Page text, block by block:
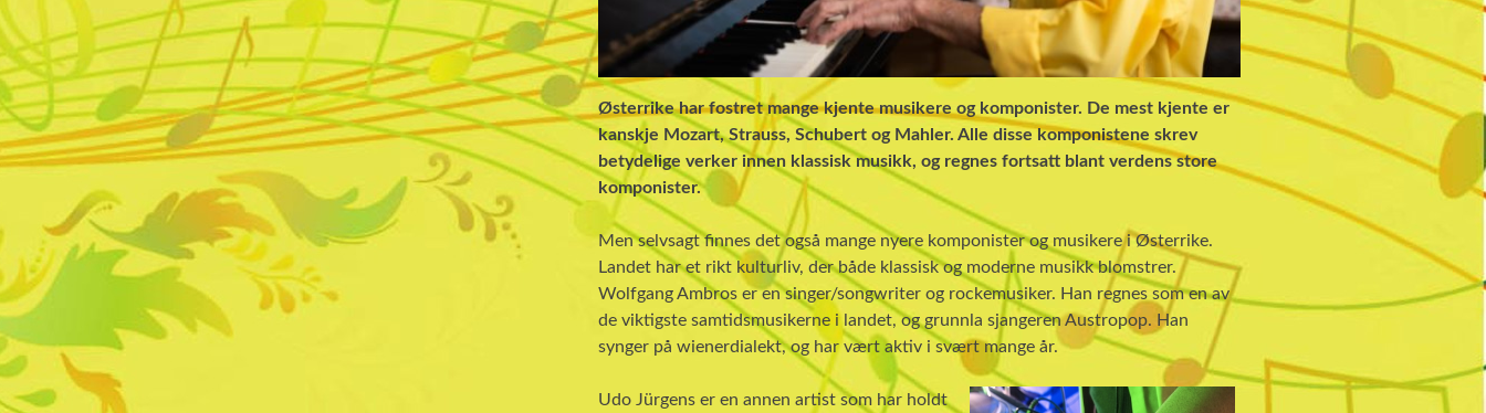
Østerrike har fostret mange kjente musikere og komponister. De mest kjente er
kanskje Mozart, Strauss, Schubert og Mahler. Alle disse komponistene skrev
betydelige verker innen klassisk musikk, og regnes fortsatt blant verdens store
komponister.
Men selvsagt finnes det også mange nyere komponister og musikere i Østerrike.
Landet har et rikt kulturliv, der både klassisk og moderne musikk blomstrer.
Wolfgang Ambros er en singer/songwriter og rockemusiker. Han regnes som en av
de viktigste samtidsmusikerne i landet, og grunnla sjangeren Austropop. Han
synger på wienerdialekt, og har vært aktiv i svært mange år.
Udo Jürgens er en annen artist som har holdt